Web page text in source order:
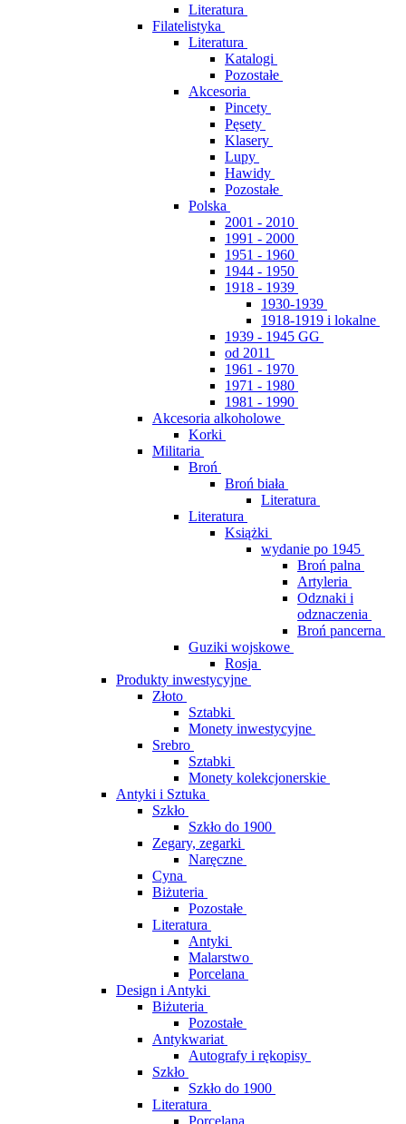
Literatura
Filatelistyka
Literatura
Katalogi
Pozostałe
Akcesoria
Pincety
Pęsety
Klasery
Lupy
Hawidy
Pozostałe
Polska
2001 - 2010
1991 - 2000
1951 - 1960
1944 - 1950
1918 - 1939
1930-1939
1918-1919 i lokalne
1939 - 1945 GG
od 2011
1961 - 1970
1971 - 1980
1981 - 1990
Akcesoria alkoholowe
Korki
Militaria
Broń
Broń biała
Literatura
Literatura
Książki
wydanie po 1945
Broń palna
Artyleria
Odznaki i
odznaczenia
Broń pancerna
Guziki wojskowe
Rosja
Produkty inwestycyjne
Złoto
Sztabki
Monety inwestycyjne
Srebro
Sztabki
Monety kolekcjonerskie
Antyki i Sztuka
Szkło
Szkło do 1900
Zegary, zegarki
Naręczne
Cyna
Biżuteria
Pozostałe
Literatura
Antyki
Malarstwo
Porcelana
Design i Antyki
Biżuteria
Pozostałe
Antykwariat
Autografy i rękopisy
Szkło
Szkło do 1900
Literatura
Porcelana